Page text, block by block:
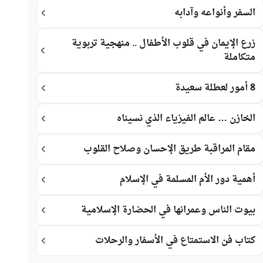
السفر وأنواعه وآدابه
زرع الإيمان في قلوب الأطفال .. منهجية تربوية
متكاملة
8 أمور لعطلة سعيدة
الخازن … عالم الفيزياء الذي نسيناه
مقام المراقبة طريق الإحسان وصلاح القلوب
أهمية دور الأم المسلمة في الإسلام
بيوت الناس وعمرانها في الحضارة الإسلامية
كتاب فن الاستمتاع في الأسفار والرحلات